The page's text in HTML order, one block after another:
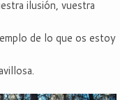
ilusión, vuestra
de lo que os estoy